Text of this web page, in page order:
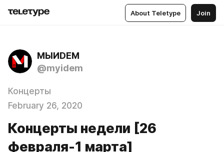
About Teletype Join
МЫИDЕМ
@myidem
Концерты
February 26, 2020
Концерты недели [26
февраля-1 марта]